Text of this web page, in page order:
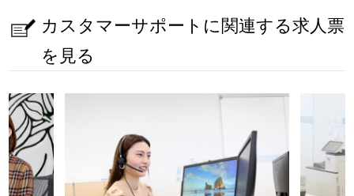
カスタマーサポートに関連する求人票
を見る